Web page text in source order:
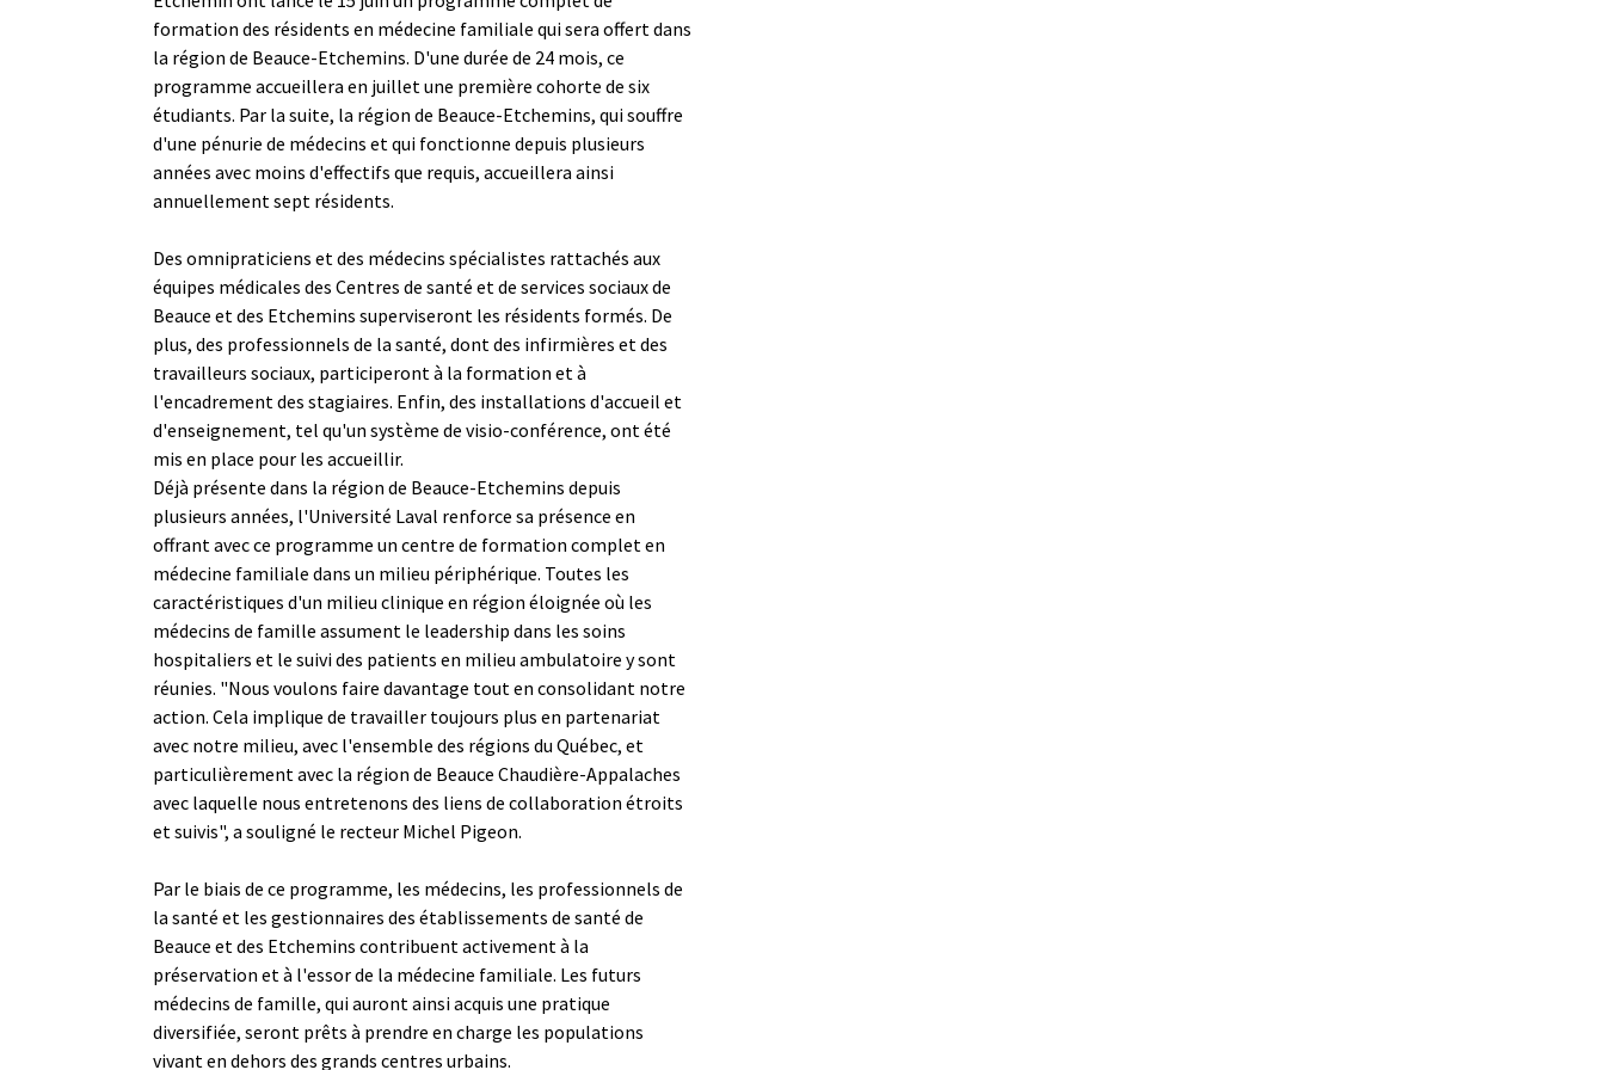
formation des résidents en médecine familiale qui sera offert dans
la région de Beauce-Etchemins. D'une durée de 24 mois, ce
programme accueillera en juillet une première cohorte de six
étudiants. Par la suite, la région de Beauce-Etchemins, qui souffre
d'une pénurie de médecins et qui fonctionne depuis plusieurs
années avec moins d'effectifs que requis, accueillera ainsi
annuellement sept résidents.
Des omnipraticiens et des médecins spécialistes rattachés aux
équipes médicales des Centres de santé et de services sociaux de
Beauce et des Etchemins superviseront les résidents formés. De
plus, des professionnels de la santé, dont des infirmières et des
travailleurs sociaux, participeront à la formation et à
l'encadrement des stagiaires. Enfin, des installations d'accueil et
d'enseignement, tel qu'un système de visio-conférence, ont été
mis en place pour les accueillir.
Déjà présente dans la région de Beauce-Etchemins depuis
plusieurs années, l'Université Laval renforce sa présence en
offrant avec ce programme un centre de formation complet en
médecine familiale dans un milieu périphérique. Toutes les
caractéristiques d'un milieu clinique en région éloignée où les
médecins de famille assument le leadership dans les soins
hospitaliers et le suivi des patients en milieu ambulatoire y sont
réunies. "Nous voulons faire davantage tout en consolidant notre
action. Cela implique de travailler toujours plus en partenariat
avec notre milieu, avec l'ensemble des régions du Québec, et
particulièrement avec la région de Beauce Chaudière-Appalaches
avec laquelle nous entretenons des liens de collaboration étroits
et suivis", a souligné le recteur Michel Pigeon.
Par le biais de ce programme, les médecins, les professionnels de
la santé et les gestionnaires des établissements de santé de
Beauce et des Etchemins contribuent activement à la
préservation et à l'essor de la médecine familiale. Les futurs
médecins de famille, qui auront ainsi acquis une pratique
diversifiée, seront prêts à prendre en charge les populations
vivant en dehors des grands centres urbains.